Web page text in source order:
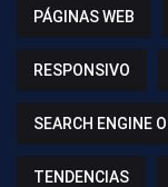
PÁGINAS WEB
RESPONSIVO
SEARCH ENGINE
TENDENCIAS